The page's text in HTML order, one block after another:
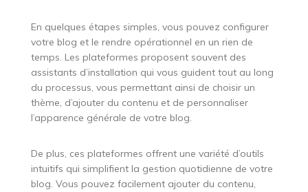
En quelques étapes simples, vous pouvez configurer
votre blog et le rendre opérationnel en un rien de
temps. Les plateformes proposent souvent des
assistants d’installation qui vous guident tout au long
du processus, vous permettant ainsi de choisir un
thème, d’ajouter du contenu et de personnaliser
l’apparence générale de votre blog.
De plus, ces plateformes offrent une variété d’outils
intuitifs qui simplifient la gestion quotidienne de votre
blog. Vous pouvez facilement ajouter du contenu,